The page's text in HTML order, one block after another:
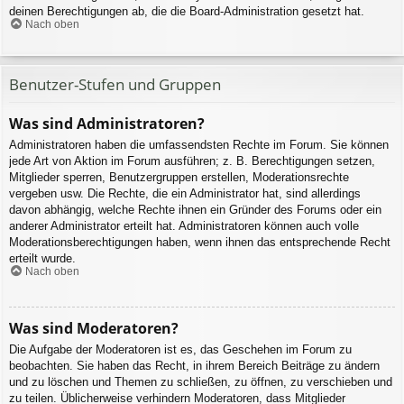
deinen Berechtigungen ab, die die Board-Administration gesetzt hat.
Nach oben
Benutzer-Stufen und Gruppen
Was sind Administratoren?
Administratoren haben die umfassendsten Rechte im Forum. Sie können
jede Art von Aktion im Forum ausführen; z. B. Berechtigungen setzen,
Mitglieder sperren, Benutzergruppen erstellen, Moderationsrechte
vergeben usw. Die Rechte, die ein Administrator hat, sind allerdings
davon abhängig, welche Rechte ihnen ein Gründer des Forums oder ein
anderer Administrator erteilt hat. Administratoren können auch volle
Moderationsberechtigungen haben, wenn ihnen das entsprechende Recht
erteilt wurde.
Nach oben
Was sind Moderatoren?
Die Aufgabe der Moderatoren ist es, das Geschehen im Forum zu
beobachten. Sie haben das Recht, in ihrem Bereich Beiträge zu ändern
und zu löschen und Themen zu schließen, zu öffnen, zu verschieben und
zu teilen. Üblicherweise verhindern Moderatoren, dass Mitglieder